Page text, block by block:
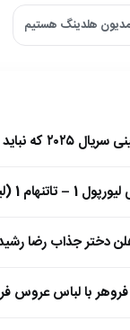
هلدینگ هستیم
1 (لیگ برتر انگلیس)
هلن دختر جذاب رضا
با لباس عروس